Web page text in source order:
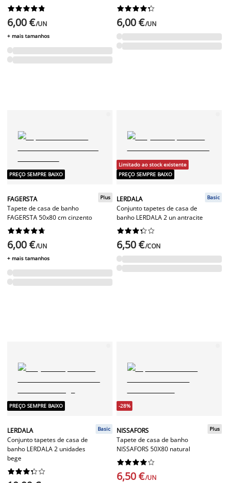






6,00 €/UN
+ mais tamanhos






6,00 €/UN
PREÇO SEMPRE BAIXO
FAGERSTA
Tapete de casa de banho
FAGERSTA 50x80 cm cinzento
Plus






6,00 €/UN
+ mais tamanhos
Limitado ao stock existente
PREÇO SEMPRE BAIXO
LERDALA
Conjunto tapetes de casa de
banho LERDALA 2 un antracite
Basic






6,50 €/CON
PREÇO SEMPRE BAIXO
LERDALA
Conjunto tapetes de casa de
banho LERDALA 2 unidades
bege
Basic






-28%
NISSAFORS
Tapete de casa de banho
NISSAFORS 50X80 natural
Plus






6,50 €/UN